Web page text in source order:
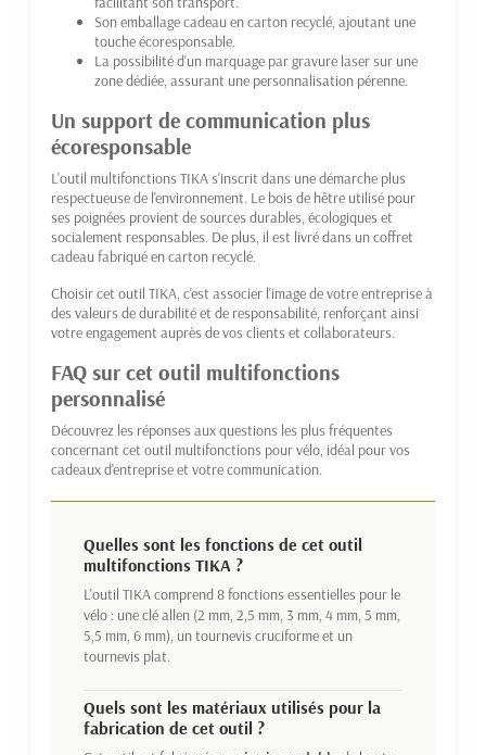
Son emballage cadeau en carton recyclé, ajoutant une
touche écoresponsable.
La possibilité d'un marquage par gravure laser sur une
zone dédiée, assurant une personnalisation pérenne.
Un support de communication plus
écoresponsable
L'outil multifonctions TIKA s'inscrit dans une démarche plus
respectueuse de l'environnement. Le bois de hêtre utilisé pour
ses poignées provient de sources durables, écologiques et
socialement responsables. De plus, il est livré dans un coffret
cadeau fabriqué en carton recyclé.
Choisir cet outil TIKA, c'est associer l'image de votre entreprise à
des valeurs de durabilité et de responsabilité, renforçant ainsi
votre engagement auprès de vos clients et collaborateurs.
FAQ sur cet outil multifonctions
personnalisé
Découvrez les réponses aux questions les plus fréquentes
concernant cet outil multifonctions pour vélo, idéal pour vos
cadeaux d'entreprise et votre communication.
Quelles sont les fonctions de cet outil
multifonctions TIKA ?
L'outil TIKA comprend 8 fonctions essentielles pour le
vélo : une clé allen (2 mm, 2,5 mm, 3 mm, 4 mm, 5 mm,
5,5 mm, 6 mm), un tournevis cruciforme et un
tournevis plat.
Quels sont les matériaux utilisés pour la
fabrication de cet outil ?